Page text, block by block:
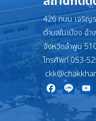
426 ถนน เจริญ
ตำบลในเมือง อำ
จังหวัดลำพูน
โทรศัพท์ 053-
Facebook